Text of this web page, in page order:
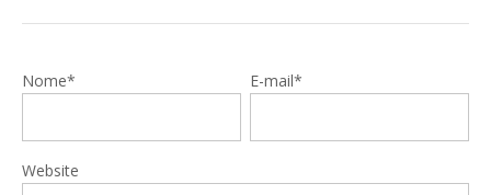
Nome* E-mail*
Website